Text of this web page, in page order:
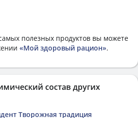
полезных продуктов вы можете
«Мой здоровый рацион».
состав других
Творожная традиция